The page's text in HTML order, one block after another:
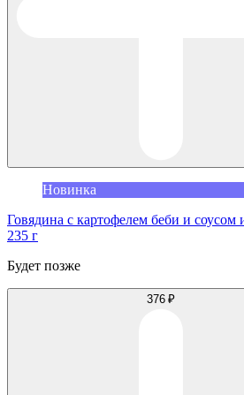
Новинка
Говядина с картофелем беби и соусом
235 г
Будет позже
376 ₽